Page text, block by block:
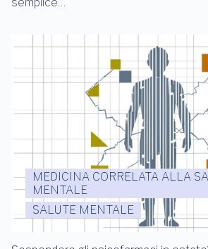
semplice…
MEDICINA CORRELATA ALLA
MENTALE
SALUTE MENTALE